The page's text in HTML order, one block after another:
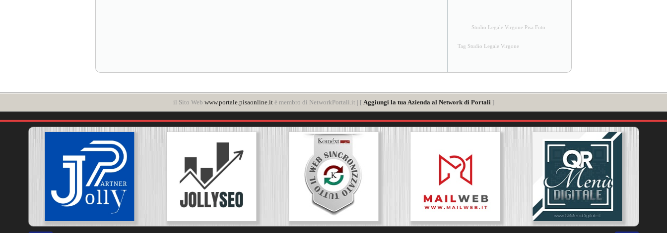
Studio Legale Virgone Pisa Foto
Tag Studio Legale Virgone
il Sito Web www.portale.pisaonline.itè membro di NetworkPortali.it | [ Aggiungi la tua Azienda al Network di Portali ]